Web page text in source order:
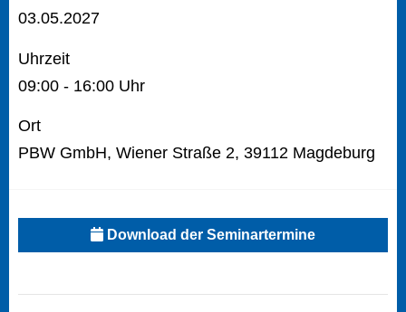
03.05.2027
Uhrzeit
09:00 - 16:00 Uhr
Ort
PBW GmbH, Wiener Straße 2, 39112 Magdeburg
Download der Seminartermine